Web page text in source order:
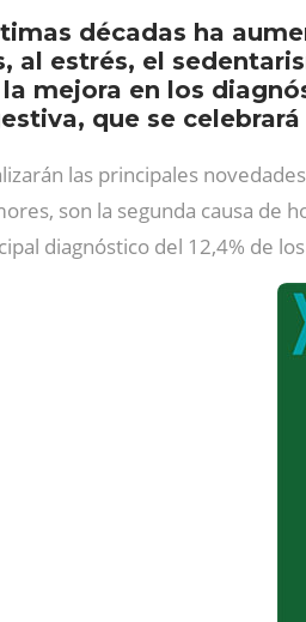
décadas ha
al estrés, el
mejora en los
que se
las principales
son la segunda causa de
diagnóstico del 12,4% de